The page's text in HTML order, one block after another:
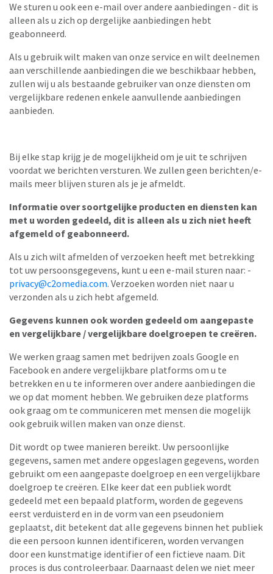
We sturen u ook een e-mail over andere aanbiedingen - dit is
alleen als u zich op dergelijke aanbiedingen hebt
geabonneerd.
Als u gebruik wilt maken van onze service en wilt deelnemen
aan verschillende aanbiedingen die we beschikbaar hebben,
zullen wij u als bestaande gebruiker van onze diensten om
vergelijkbare redenen enkele aanvullende aanbiedingen
aanbieden.
Bij elke stap krijg je de mogelijkheid om je uit te schrijven
voordat we berichten versturen. We zullen geen berichten/e-
mails meer blijven sturen als je je afmeldt.
Informatie over soortgelijke producten en diensten kan
met u worden gedeeld, dit is alleen als u zich niet heeft
afgemeld of geabonneerd.
Als u zich wilt afmelden of verzoeken heeft met betrekking
tot uw persoonsgegevens, kunt u een e-mail sturen naar: -
privacy@c2omedia.com. Verzoeken worden niet naar u
verzonden als u zich hebt afgemeld.
Gegevens kunnen ook worden gedeeld om aangepaste
en vergelijkbare / vergelijkbare doelgroepen te creëren.
We werken graag samen met bedrijven zoals Google en
Facebook en andere vergelijkbare platforms om u te
betrekken en u te informeren over andere aanbiedingen die
we op dat moment hebben. We gebruiken deze platforms
ook graag om te communiceren met mensen die mogelijk
ook gebruik willen maken van onze dienst.
Dit wordt op twee manieren bereikt. Uw persoonlijke
gegevens, samen met andere opgeslagen gegevens, worden
gebruikt om een ​​aangepaste doelgroep en een vergelijkbare
doelgroep te creëren. Elke keer dat een publiek wordt
gedeeld met een bepaald platform, worden de gegevens
eerst verduisterd en in de vorm van een pseudoniem
geplaatst, dit betekent dat alle gegevens binnen het publiek
die een persoon kunnen identificeren, worden vervangen
door een kunstmatige identifier of een fictieve naam. Dit
proces is dus controleerbaar. Daarnaast delen we niet meer